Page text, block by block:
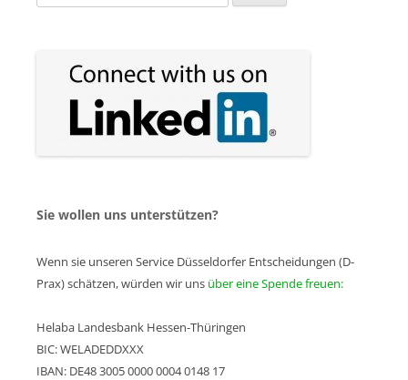
nach:
Sie wollen uns unterstützen?
Wenn sie unseren Service Düsseldorfer Entscheidungen (D-
Prax) schätzen, würden wir uns über eine Spende freuen:
Helaba Landesbank Hessen-Thüringen
BIC: WELADEDDXXX
IBAN: DE48 3005 0000 0004 0148 17